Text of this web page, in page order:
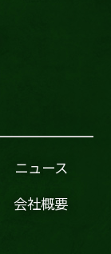
ニュース
会社概要